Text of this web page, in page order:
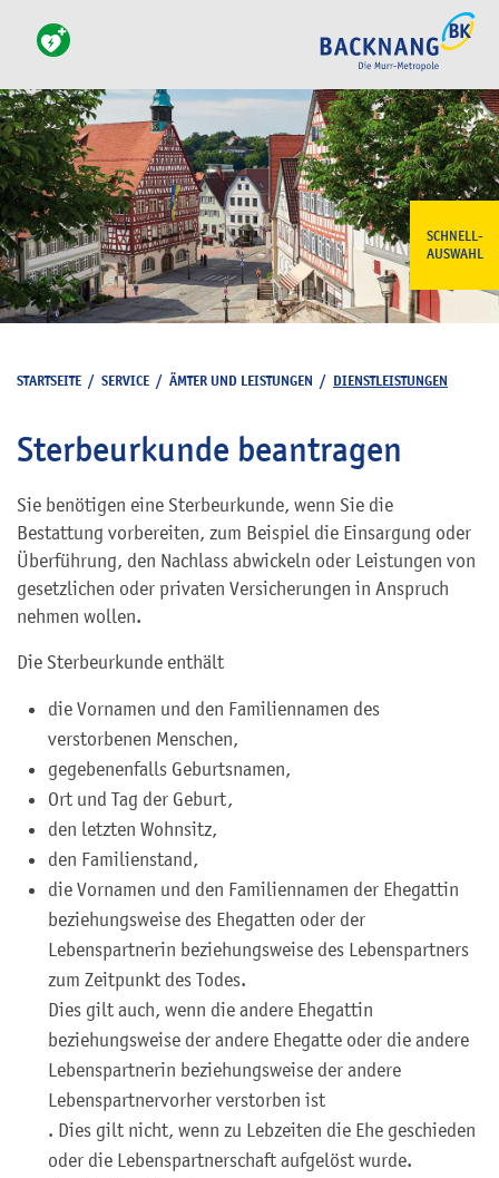
SCHNELL-
AUSWAHL
STARTSEITE / SERVICE / ÄMTER UND LEISTUNGEN / DIENSTLEISTUNGEN
Sterbeurkunde beantragen
Sie benötigen eine Sterbeurkunde, wenn Sie die
Bestattung vorbereiten, zum Beispiel die Einsargung oder
Überführung, den Nachlass abwickeln oder Leistungen von
gesetzlichen oder privaten Versicherungen in Anspruch
nehmen wollen.
Die Sterbeurkunde enthält
die Vornamen und den Familiennamen des
verstorbenen Menschen,
gegebenenfalls Geburtsnamen,
Ort und Tag der Geburt,
den letzten Wohnsitz,
den Familienstand,
die Vornamen und den Familiennamen der Ehegattin
beziehungsweise des Ehegatten oder der
Lebenspartnerin beziehungsweise des Lebenspartners
zum Zeitpunkt des Todes.
Dies gilt auch, wenn die andere Ehegattin
beziehungsweise der andere Ehegatte oder die andere
Lebenspartnerin beziehungsweise der andere
Lebenspartnervorher verstorben ist
. Dies gilt nicht, wenn zu Lebzeiten die Ehe geschieden
oder die Lebenspartnerschaft aufgelöst wurde.